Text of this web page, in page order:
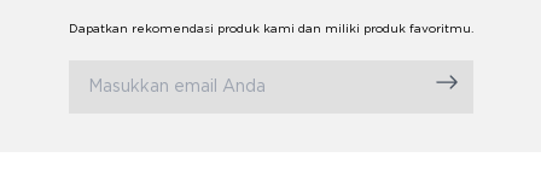
Dapatkan rekomendasi produk kami dan miliki produk favoritmu.